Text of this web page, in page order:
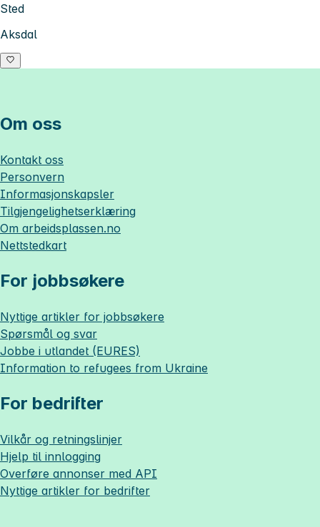
Sted
Aksdal
Om oss
Kontakt oss
Personvern
Informasjonskapsler
Tilgjengelighetserklæring
Om arbeidsplassen.no
Nettstedkart
For jobbsøkere
Nyttige artikler for jobbsøkere
Spørsmål og svar
Jobbe i utlandet (EURES)
Information to refugees from Ukraine
For bedrifter
Vilkår og retningslinjer
Hjelp til innlogging
Overføre annonser med API
Nyttige artikler for bedrifter